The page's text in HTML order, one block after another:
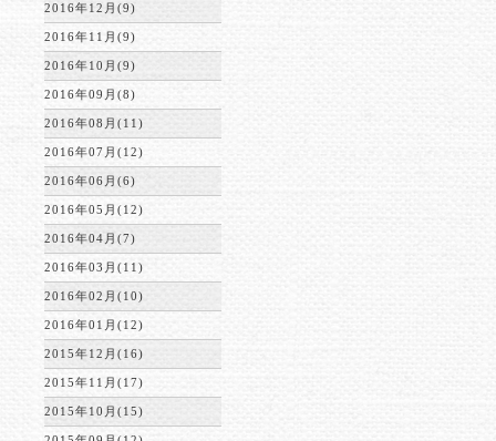
2016年12月(9)
2016年11月(9)
2016年10月(9)
2016年09月(8)
2016年08月(11)
2016年07月(12)
2016年06月(6)
2016年05月(12)
2016年04月(7)
2016年03月(11)
2016年02月(10)
2016年01月(12)
2015年12月(16)
2015年11月(17)
2015年10月(15)